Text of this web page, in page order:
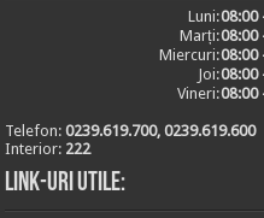
Luni:08:00
Marți:08:00
Miercuri:08:00
Joi:08:00
Vineri:08:00
Telefon:0239.619.700, 0239.619.600
Interior: 222
Link-uri utile: